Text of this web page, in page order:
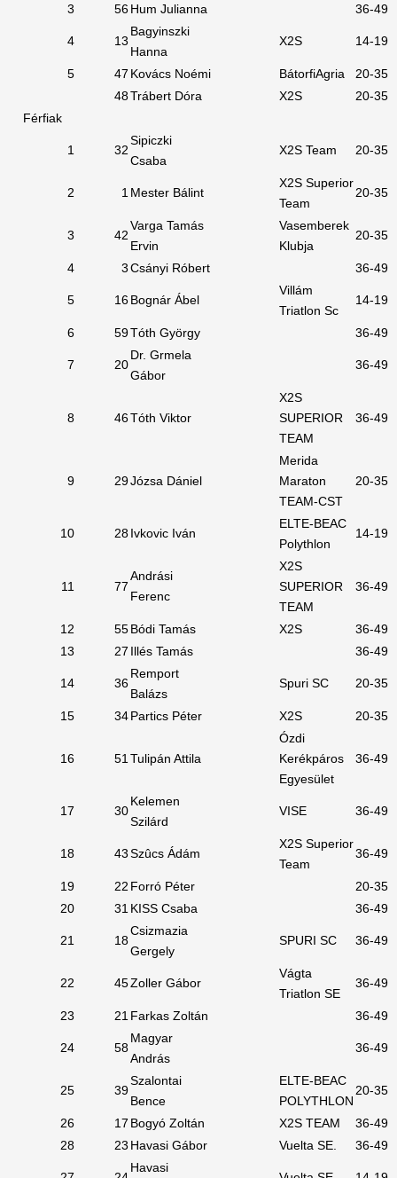
3 56Hum Julianna 36-49
4 13
Bagyinszki
Hanna
X2S 14-19
5 47 Kovács Noémi BátorfiAgria
20-35
48Trábert Dóra X2S
20-35
Férfiak
1 32
Sipiczki
Csaba
X2S Team 20-35
2 1 Mester Bálint
X2S Superior
Team
20-35
3 42
Varga Tamás
Ervin
Vasemberek
Klubja
20-35
4 3Csányi Róbert 36-49
5 16Bognár Ábel
Villám
Triatlon Sc
14-19
6 59Tóth György 36-49
7 20
Dr. Grmela
Gábor
36-49
8 46Tóth Viktor
X2S
SUPERIOR
TEAM
36-49
9 29Józsa Dániel
Merida
Maraton
TEAM-CST
20-35
10 28Ivkovic Iván
ELTE-BEAC
Polythlon
14-19
11 77
Andrási
Ferenc
X2S
SUPERIOR
TEAM
36-49
12 55Bódi Tamás X2S
36-49
13
27 Illés Tamás 36-49
14 36
Remport
Balázs
Spuri SC 20-35
15 34Partics Péter X2S 20-35
16 51 Tulipán Attila
Ózdi
Kerékpáros
Egyesület
36-49
17 30
Kelemen
Szilárd
VISE 36-49
18 43Szûcs Ádám
X2S Superior
Team
36-49
19 22 Forró Péter
20-35
20
31 KISS Csaba 36-49
21 18
Csizmazia
Gergely
SPURI SC 36-49
22 45Zoller Gábor
Vágta
Triatlon SE
36-49
23 21 Farkas Zoltán 36-49
24 58
Magyar
András
36-49
25 39
Szalontai
Bence
ELTE-BEAC
POLYTHLON
20-35
26 17 Bogyó Zoltán X2S TEAM
36-49
28
23 Havasi Gábor Vuelta SE. 36-49
Havasi